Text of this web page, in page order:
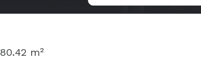
80.42 m²